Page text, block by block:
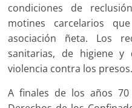
condiciones de
motines carcelarios
asociación ñeta. Los
sanitarias, de higiene
violencia contra los presos.
A finales de los años